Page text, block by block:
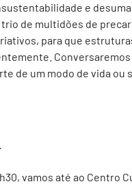
e
trio de multidões de
para que
de um modo de vida ou
vamos até ao Centro